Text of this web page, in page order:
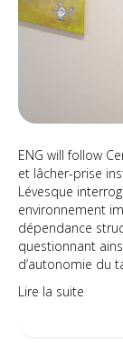
et
le
ENG will follow
et lâcher-prise
Lévesque
environnement
dépendance
questionnant
d’autonomie du
Lire la suite